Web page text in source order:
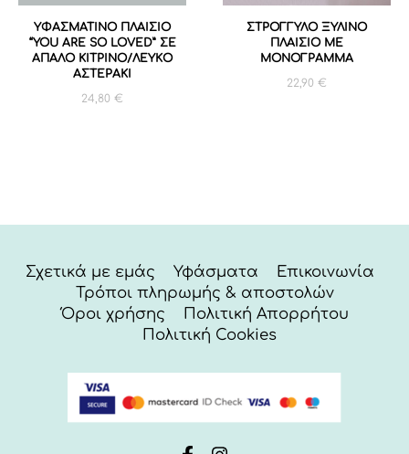
ΥΦΑΣΜΑΤΙΝΟ ΠΛΑΙΣΙΟ
“YOU ARE SO LOVED” ΣΕ
ΑΠΑΛΟ ΚΙΤΡΙΝΟ/ΛΕΥΚΟ
ΑΣΤΕΡΑΚΙ
24,80 €
ΣΤΡΟΓΓΥΛΟ ΞΥΛΙΝΟ
ΠΛΑΙΣΙΟ ΜΕ
MONOΓΡΑΜΜΑ
22,90 €
Σχετικά με εμάς Υφάσματα
Επικοινωνία
Τρόποι πληρωμής & αποστολών
Όροι χρήσης
Πολιτική Απορρήτου
Πολιτική Cookies